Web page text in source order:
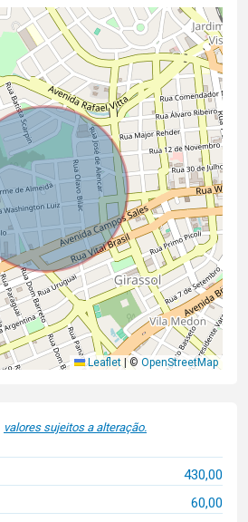
Leaflet |© OpenStreetMap
valores sujeitos a alteração.
430,00
60,00